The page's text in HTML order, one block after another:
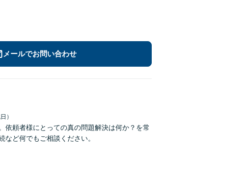
メールでお問い合わせ
）
依頼者様にとっての真の問題解決は何か？を常
ど何でもご相談ください。